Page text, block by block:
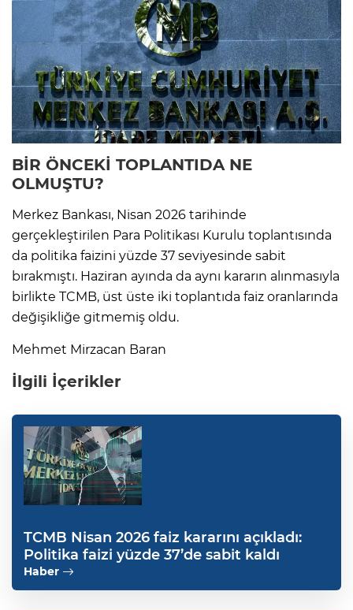
BİR ÖNCEKİ TOPLANTIDA NE
OLMUŞTU?
Merkez Bankası, Nisan 2026 tarihinde
gerçekleştirilen Para Politikası Kurulu toplantısında
da politika faizini yüzde 37 seviyesinde sabit
bırakmıştı. Haziran ayında da aynı kararın alınmasıyla
birlikte TCMB, üst üste iki toplantıda faiz oranlarında
değişikliğe gitmemiş oldu.
Mehmet Mirzacan Baran
İlgili İçerikler
TCMB Nisan 2026 faiz kararını açıkladı:
Politika faizi yüzde 37’de sabit kaldı
Haber